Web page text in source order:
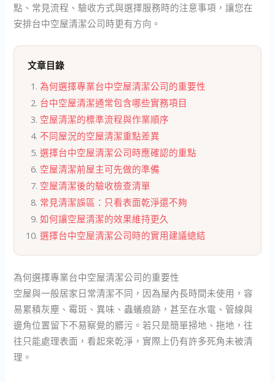
點、常見流程、驗收方式與選擇服務時的注意事項，讓您在
安排台中空屋清潔公司時更有方向。
文章目錄
為何選擇專業台中空屋清潔公司的重要性
台中空屋清潔通常包含哪些實務項目
空屋清潔的標準流程與作業順序
不同屋況的空屋清潔重點差異
選擇台中空屋清潔公司時應確認的重點
空屋清潔前屋主可先做的準備
空屋清潔後的驗收檢查清單
常見清潔誤區：只看表面乾淨還不夠
如何讓空屋清潔的效果維持更久
選擇台中空屋清潔公司時的實用建議總結
為何選擇專業台中空屋清潔公司的重要性
空屋與一般居家日常清潔不同，因為屋內長時間未使用，容
易累積灰塵、霉斑、異味、蟲蟻痕跡，甚至在水電、管線與
邊角位置留下不易察覺的髒污。若只是簡單掃地、拖地，往
往只能處理表面，看起來乾淨，實際上仍有許多死角未被清
理。